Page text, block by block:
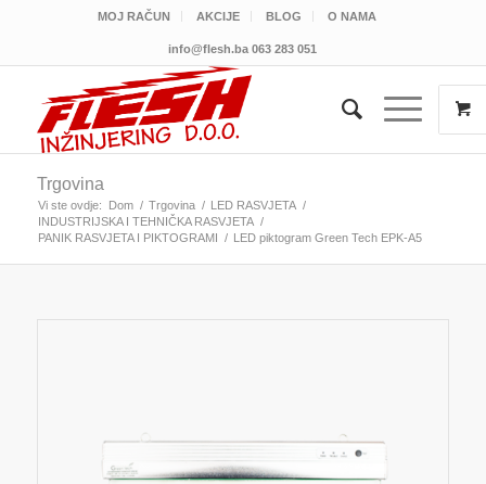
MOJ RAČUN AKCIJE BLOG O NAMA
info@flesh.ba 063 283 051
Trgovina
Vi ste ovdje: Dom / Trgovina / LED RASVJETA /
INDUSTRIJSKA I TEHNIČKA RASVJETA /
PANIK RASVJETA I PIKTOGRAMI / LED piktogram Green Tech EPK-A5